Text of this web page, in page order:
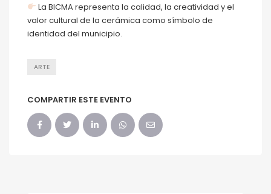
La BICMA representa la calidad, la creatividad y el
valor cultural de la cerámica como símbolo de
identidad del municipio.
ARTE
COMPARTIR ESTE EVENTO